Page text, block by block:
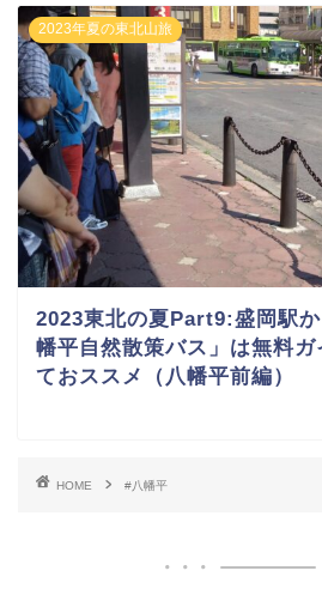
2023年夏の東北山旅
2023東北の夏Part9:盛岡駅
幡平自然散策バス」は無料ガ
ておススメ（八幡平前編）
HOME #八幡平